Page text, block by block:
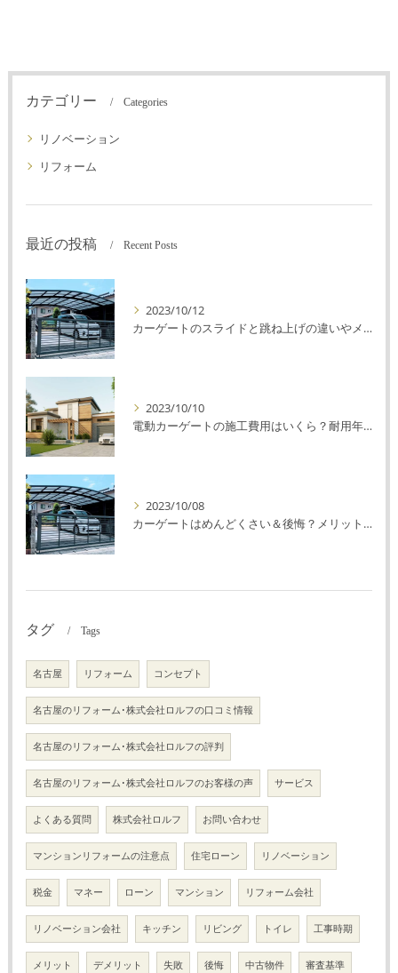
カテゴリー Categories
リノベーション
リフォーム
最近の投稿 Recent Posts
2023/10/12
カーゲートのスライドと跳ね上げの違いやメリットデメリットを解説！
2023/10/10
電動カーゲートの施工費用はいくら？耐用年数や注意点を解説！
2023/10/08
カーゲートはめんどくさい＆後悔？メリット・デメリットを解説！
タグ Tags
名古屋 リフォーム コンセプト
名古屋のリフォーム･株式会社ロルフの口コミ情報
名古屋のリフォーム･株式会社ロルフの評判
名古屋のリフォーム･株式会社ロルフのお客様の声 サービス
よくある質問 株式会社ロルフ お問い合わせ
マンションリフォームの注意点 住宅ローン リノベーション
税金 マネー ローン マンション リフォーム会社
リノベーション会社 キッチン リビング トイレ 工事時期
メリット デメリット 失敗 後悔 中古物件 審査基準